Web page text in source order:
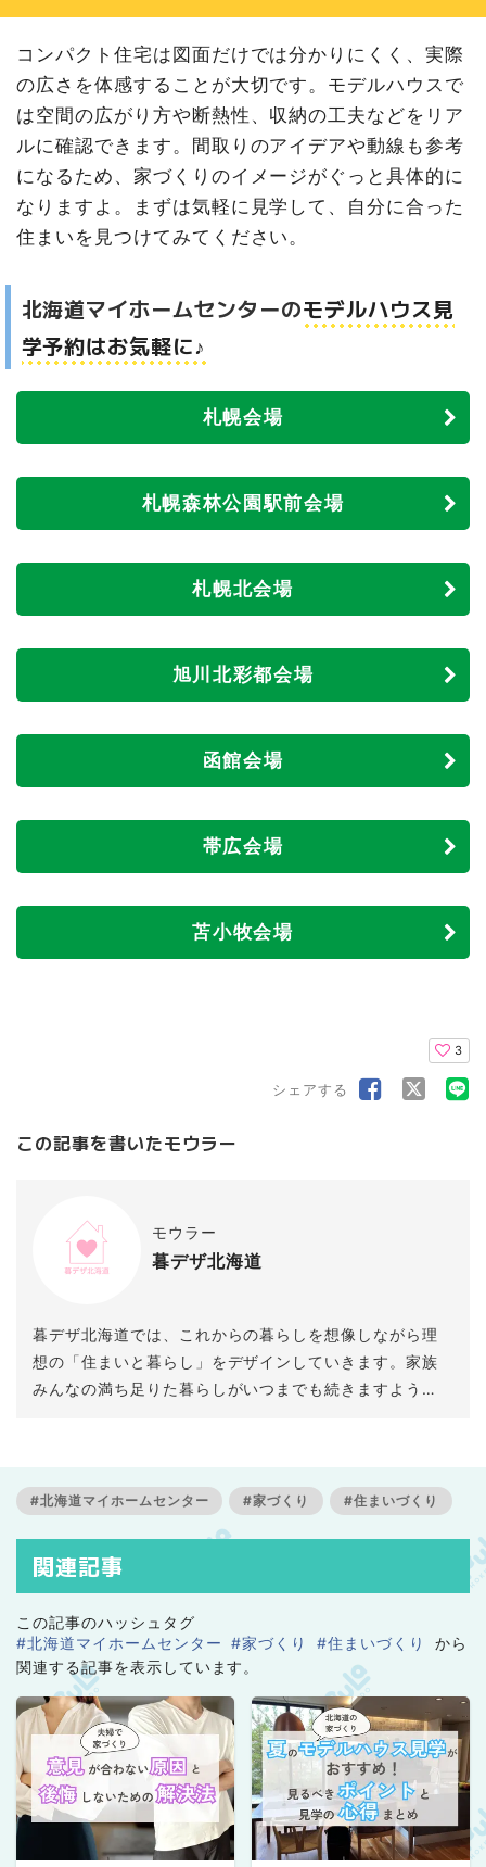
コンパクト住宅は図面だけでは分かりにくく、実際
の広さを体感することが大切です。モデルハウスで
は空間の広がり方や断熱性、収納の工夫などをリア
ルに確認できます。間取りのアイデアや動線も参考
になるため、家づくりのイメージがぐっと具体的に
なりますよ。まずは気軽に見学して、自分に合った
住まいを見つけてみてください。
北海道マイホームセンターのモデルハウス見
学予約はお気軽に♪
札幌会場
札幌森林公園駅前会場
札幌北会場
旭川北彩都会場
函館会場
帯広会場
苫小牧会場
3
シェアする
この記事を書いたモウラー
モウラー
暮デザ北海道
暮デザ北海道では、これからの暮らしを想像しながら理
想の「住まいと暮らし」をデザインしていきます。家族
みんなの満ち足りた暮らしがいつまでも続きますよう
#北海道マイホームセンター #家づくり #住まいづくり
関連記事
この記事のハッシュタグ
#北海道マイホームセンター
#家づくり #住まいづくり
から
関連する記事を表示しています。